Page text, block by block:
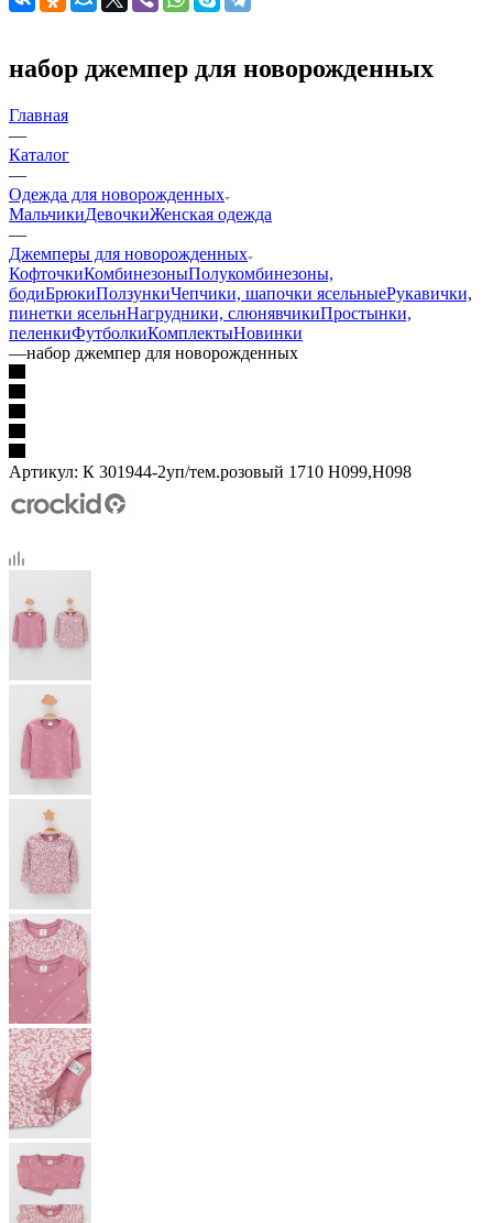
набор джемпер для новорожденных
Главная
—
Каталог
—
Одежда для новорожденных
МальчикиДевочкиЖенская одежда
—
Джемперы для новорожденных
КофточкиКомбинезоныПолукомбинезоны,
бодиБрюкиПолзункиЧепчики, шапочки ясельныеРукавички,
пинетки ясельнНагрудники, слюнявчикиПростынки,
пеленкиФутболкиКомплектыНовинки
—набор джемпер для новорожденных
Артикул: К 301944-2уп/тем.розовый 1710 Н099,Н098